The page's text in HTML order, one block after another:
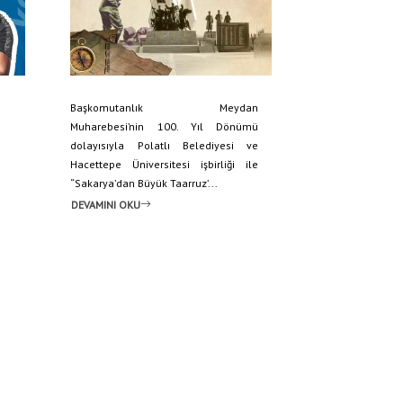
Başkomutanlık Meydan
Muharebesi’nin 100. Yıl Dönümü
dolayısıyla Polatlı Belediyesi ve
Hacettepe Üniversitesi işbirliği ile
“Sakarya’dan Büyük Taarruz’...
DEVAMINI OKU